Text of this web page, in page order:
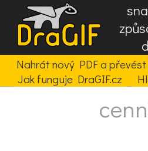
Nahrát nový PDF a převést
Jak funguje DraGIF.cz